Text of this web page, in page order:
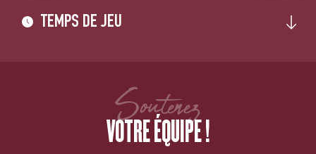
TEMPS DE JEU
Soutenez
VOTRE ÉQUIPE !